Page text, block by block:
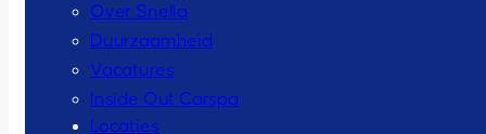
Over Snella
Duurzaamheid
Vacatures
Inside Out Carspa
Locaties